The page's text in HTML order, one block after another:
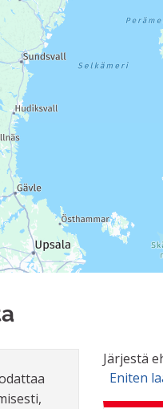
Järjestä
Eniten